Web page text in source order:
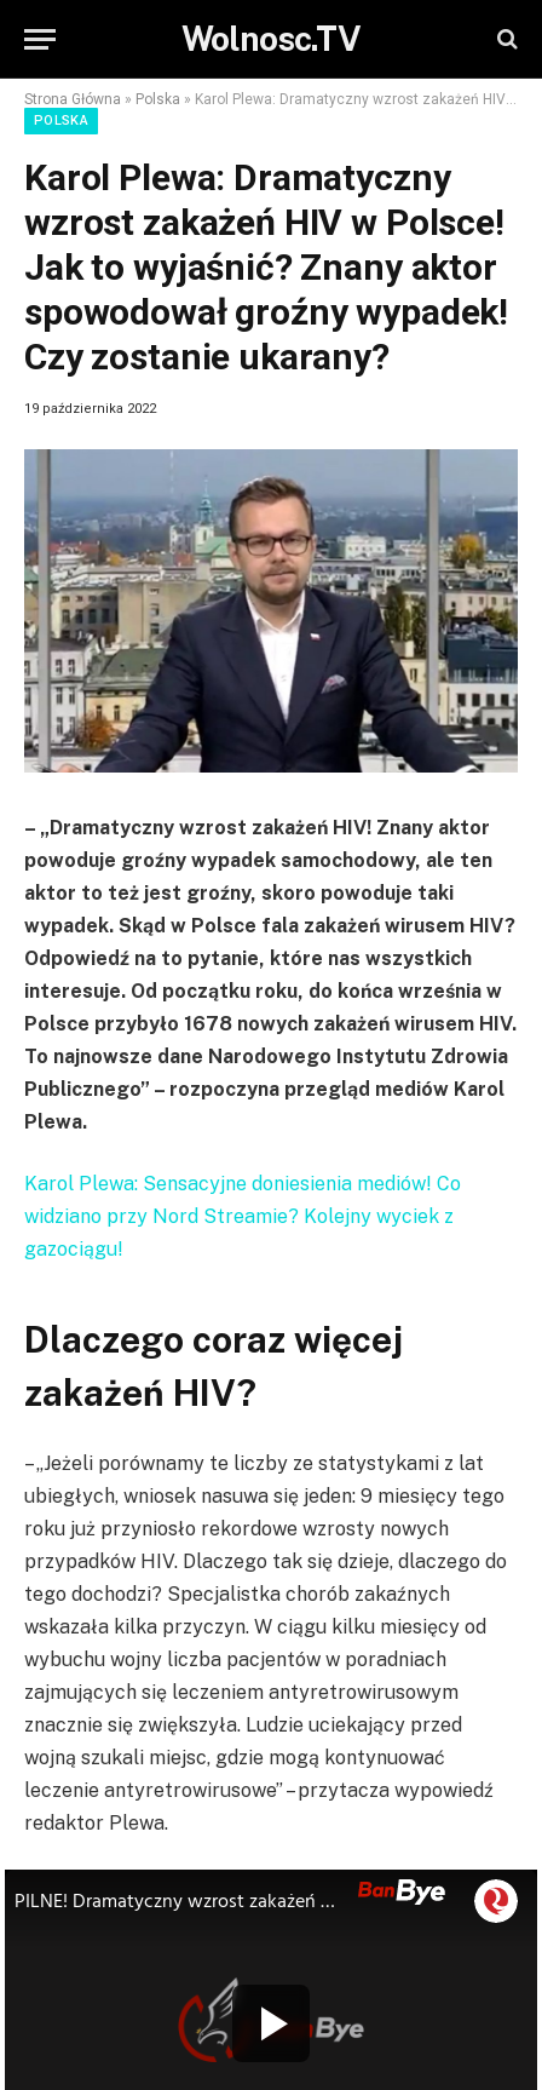
Wolnosc.TV
Strona Główna » Polska » Karol Plewa: Dramatyczny wzrost zakażeń HIV w Polsce! Jak to wyjaśnić? Znany aktor spowodował groźny wypadek! Czy zostanie ukarany?
POLSKA
Karol Plewa: Dramatyczny
wzrost zakażeń HIV w Polsce!
Jak to wyjaśnić? Znany aktor
spowodował groźny wypadek!
Czy zostanie ukarany?
19 października 2022
– „Dramatyczny wzrost zakażeń HIV! Znany aktor
powoduje groźny wypadek samochodowy, ale ten
aktor to też jest groźny, skoro powoduje taki
wypadek. Skąd w Polsce fala zakażeń wirusem HIV?
Odpowiedź na to pytanie, które nas wszystkich
interesuje. Od początku roku, do końca września w
Polsce przybyło 1678 nowych zakażeń wirusem HIV.
To najnowsze dane Narodowego Instytutu Zdrowia
Publicznego” – rozpoczyna przegląd mediów Karol
Plewa.
Karol Plewa: Sensacyjne doniesienia mediów! Co
widziano przy Nord Streamie? Kolejny wyciek z
gazociągu!
Dlaczego coraz więcej
zakażeń HIV?
– „Jeżeli porównamy te liczby ze statystykami z lat
ubiegłych, wniosek nasuwa się jeden: 9 miesięcy tego
roku już przyniosło rekordowe wzrosty nowych
przypadków HIV. Dlaczego tak się dzieje, dlaczego do
tego dochodzi? Specjalistka chorób zakaźnych
wskazała kilka przyczyn. W ciągu kilku miesięcy od
wybuchu wojny liczba pacjentów w poradniach
zajmujących się leczeniem antyretrowirusowym
znacznie się zwiększyła. Ludzie uciekający przed
wojną szukali miejsc, gdzie mogą kontynuować
leczenie antyretrowirusowe” – przytacza wypowiedź
redaktor Plewa.